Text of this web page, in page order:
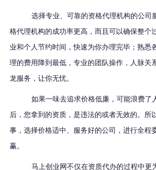
选择专业、可靠的资格代理机构的公司
格代理机构的成功率更高，而且可以确保整个
业和个人节约时间，快速为你办理完毕；熟悉
理的费用降到最低 ，专业的团队操作，人脉关
龙服务，让你无忧。
如果一味去追求价格低廉，可能浪费了
后，您拿到的资质，是违法的或者无效的。所
事，选择价格适中、服务好的公司，进行全程
赢。
马上创业网不仅在资质代办的过程中更